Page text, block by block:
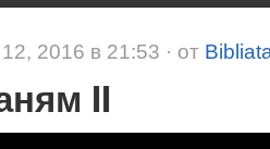
2016 в 21:53 · от
II